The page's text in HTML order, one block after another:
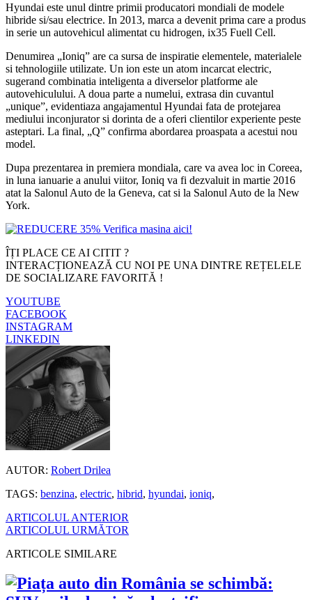
Hyundai este unul dintre primii producatori mondiali de modele
hibride si/sau electrice. In 2013, marca a devenit prima care a produs
in serie un autovehicul alimentat cu hidrogen, ix35 Fuell Cell.
Denumirea „Ioniq” are ca sursa de inspiratie elementele, materialele
si tehnologiile utilizate. Un ion este un atom incarcat electric,
sugerand combinatia inteligenta a diverselor platforme ale
autovehiculului. A doua parte a numelui, extrasa din cuvantul
„unique”, evidentiaza angajamentul Hyundai fata de protejarea
mediului inconjurator si dorinta de a oferi clientilor experiente peste
asteptari. La final, „Q” confirma abordarea proaspata a acestui nou
model.
Dupa prezentarea in premiera mondiala, care va avea loc in Coreea,
in luna ianuarie a anului viitor, Ioniq va fi dezvaluit in martie 2016
atat la Salonul Auto de la Geneva, cat si la Salonul Auto de la New
York.
ÎȚI PLACE CE AI CITIT ?
INTERACȚIONEAZĂ CU NOI PE UNA DINTRE REȚELELE
DE SOCIALIZARE FAVORITĂ !
YOUTUBE
FACEBOOK
INSTAGRAM
LINKEDIN
AUTOR: Robert Drilea
TAGS: benzina, electric, hibrid, hyundai, ioniq,
ARTICOLUL ANTERIOR
ARTICOLUL URMĂTOR
ARTICOLE SIMILARE